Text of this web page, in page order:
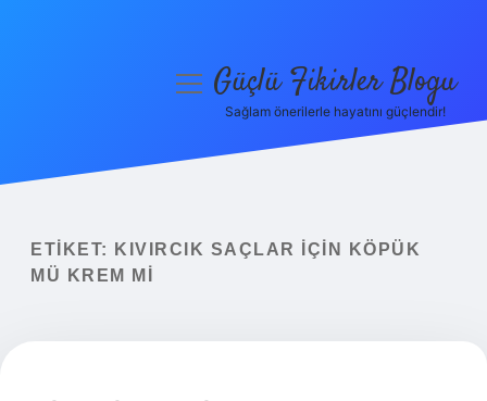
Yasal Uyarı
menüyüGüçlü Fikirler Blogu
Sağlam önerilerle hayatını güçlendir!
ETIKET:
KIVIRCIK SAÇLAR IÇIN KÖPÜK
MÜ KREM MI